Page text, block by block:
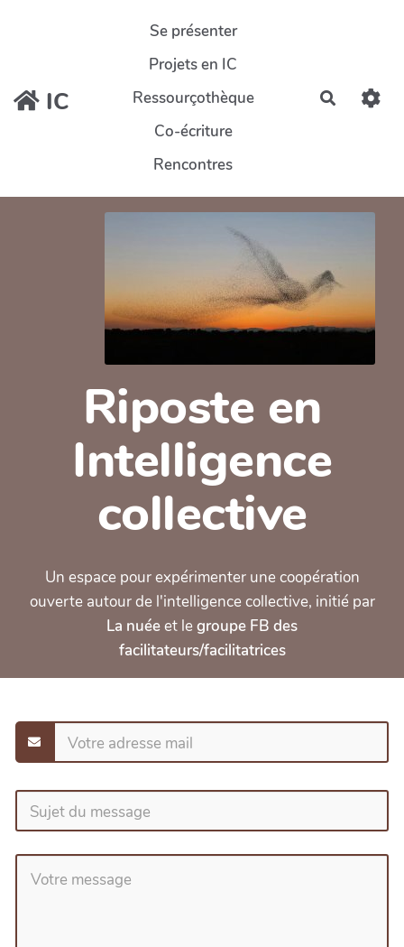
Aller au contenu principal
IC
Se présenter
Projets en IC
Ressourçothèque
Co-écriture
Rencontres
Riposte en
Intelligence
collective
Un espace pour expérimenter une coopération
ouverte autour de l'intelligence collective, initié par
La nuéeet legroupe FB des
facilitateurs/facilitatrices